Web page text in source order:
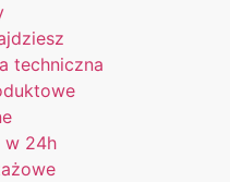
techniczna
w 24h